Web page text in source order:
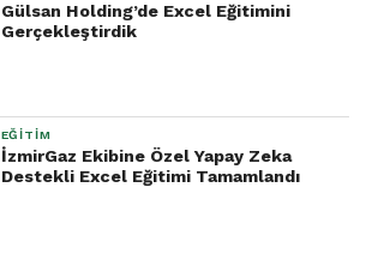
Gülsan Holding’de Excel Eğitimini
Gerçekleştirdik
EĞITIM
İzmirGaz Ekibine Özel Yapay Zeka
Destekli Excel Eğitimi Tamamlandı